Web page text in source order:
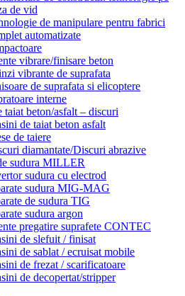
de vid
de manipulare pentru fabrici
automatizate
vibrare/finisare beton
vibrante de suprafata
de suprafata si elicoptere
interne
taiat beton/asfalt – discuri
de taiat beton asfalt
de taiere
diamantate/Discuri abrazive
sudura MILLER
sudura cu electrod
sudura MIG-MAG
de sudura TIG
sudura argon
pregatire suprafete CONTEC
de slefuit / finisat
de sablat / ecruisat mobile
de frezat / scarificatoare
de decopertat/stripper